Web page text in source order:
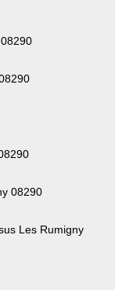
08290
Les Rumigny